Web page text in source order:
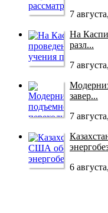
7
На
разл...
7
завер...
7
6